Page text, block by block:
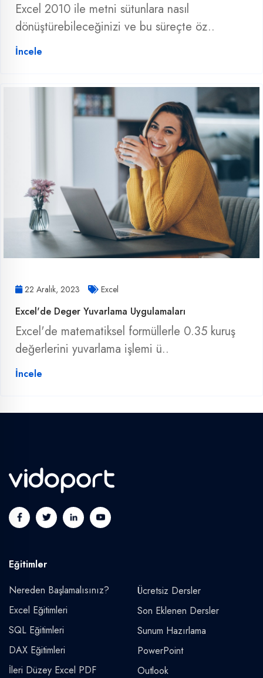
Excel 2010 ile metni sütunlara nasıl
dönüştürebileceğinizi ve bu süreçte öz..
İncele
22 Aralık, 2023 Excel
Excel'de Deger Yuvarlama Uygulamaları
Excel'de matematiksel formüllerle 0.35 kuruş
değerlerini yuvarlama işlemi ü..
İncele
Eğitimler
Nereden Başlamalısınız?
Excel Eğitimleri
SQL Eğitimleri
DAX Eğitimleri
İleri Düzey Excel PDF
Ücretsiz Dersler
Son Eklenen Dersler
Sunum Hazırlama
PowerPoint
Outlook